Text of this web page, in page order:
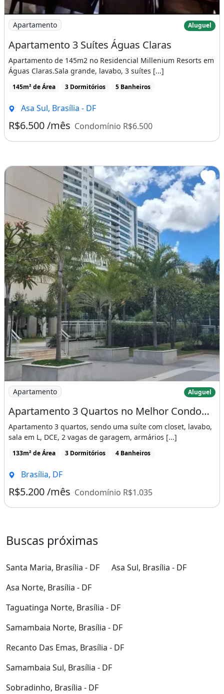
Imagem: Apartamento 3 Suítes Águas Claras
Apartamento Aluguel
Apartamento 3 Suítes Águas Claras
Apartamento de 145m2 no Residencial Millenium Resorts em
Águas Claras.Sala grande, lavabo, 3 suítes [...]
145m² de Área 3 Dormitórios 5 Banheiros
Asa Sul, Brasília - DF
R$6.500 /mês Condomínio R$6.500
Imagem: Apartamento 3 Quartos no Melhor Condomínio
Apartamento Aluguel
Apartamento 3 Quartos no Melhor Condomínio de Águas Claras
Apartamento 3 quartos, sendo uma suíte com closet, lavabo,
sala em L, DCE, 2 vagas de garagem, armários [...]
133m² de Área 3 Dormitórios 4 Banheiros
Brasília, DF
R$5.200 /mês Condomínio R$1.035
Buscas próximas
Santa Maria, Brasília - DF
Asa Sul, Brasília - DF
Asa Norte, Brasília - DF
Taguatinga Norte, Brasília - DF
Samambaia Norte, Brasília - DF
Recanto Das Emas, Brasília - DF
Samambaia Sul, Brasília - DF
Sobradinho, Brasília - DF